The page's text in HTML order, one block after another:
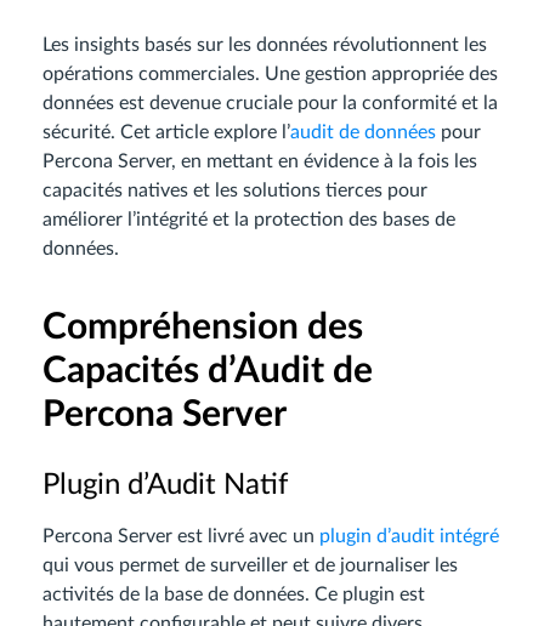
Les insights basés sur les données révolutionnent les
opérations commerciales. Une gestion appropriée des
données est devenue cruciale pour la conformité et la
sécurité. Cet article explore l’audit de données pour
Percona Server, en mettant en évidence à la fois les
capacités natives et les solutions tierces pour
améliorer l’intégrité et la protection des bases de
données.
Compréhension des
Capacités d’Audit de
Percona Server
Plugin d’Audit Natif
Percona Server est livré avec un plugin d’audit intégré
qui vous permet de surveiller et de journaliser les
activités de la base de données. Ce plugin est